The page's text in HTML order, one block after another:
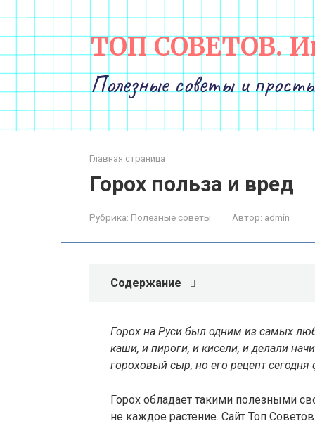
ТОП СОВЕТОВ.
Полезные советы и
Главная страница
Горох польза и вред
Рубрика: Полезные советы Автор: admin
Содержание
Горох на Руси был одним из самых
каши, и пироги, и кисели, и делали
гороховый сыр, но его рецепт
Горох обладает такими полезными
не каждое растение. Сайт Топ